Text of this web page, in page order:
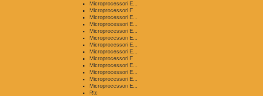
Microprocessori E...
Microprocessori E...
Microprocessori E...
Microprocessori E...
Microprocessori E...
Microprocessori E...
Microprocessori E...
Microprocessori E...
Microprocessori E...
Microprocessori E...
Microprocessori E...
Microprocessori E...
Microprocessori E...
Rtc